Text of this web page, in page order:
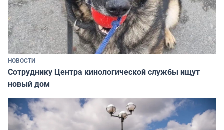
НОВОСТИ
Сотруднику Центра кинологической службы ищут
новый дом